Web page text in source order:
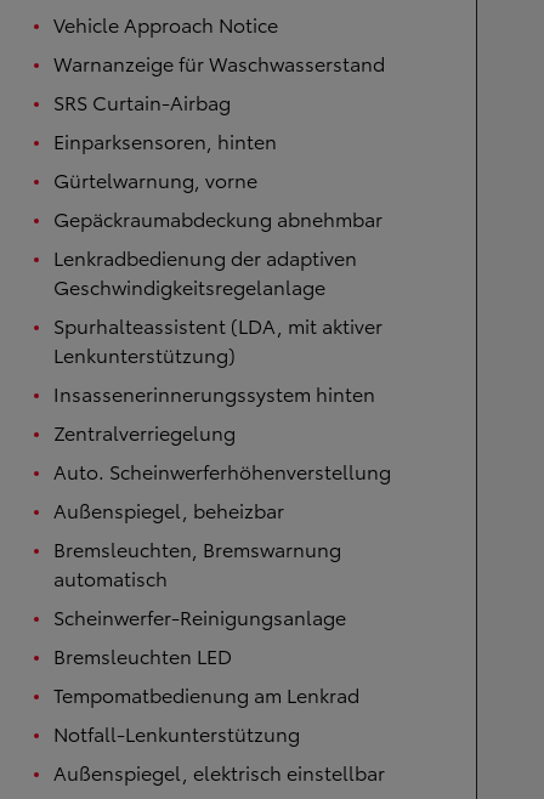
Vehicle Approach Notice
Warnanzeige für Waschwasserstand
SRS Curtain-Airbag
Einparksensoren, hinten
Gürtelwarnung, vorne
Gepäckraumabdeckung abnehmbar
Lenkradbedienung der adaptiven
Geschwindigkeitsregelanlage
Spurhalteassistent (LDA, mit aktiver
Lenkunterstützung)
Insassenerinnerungssystem hinten
Zentralverriegelung
Auto. Scheinwerferhöhenverstellung
Außenspiegel, beheizbar
Bremsleuchten, Bremswarnung
automatisch
Scheinwerfer-Reinigungsanlage
Bremsleuchten LED
Tempomatbedienung am Lenkrad
Notfall-Lenkunterstützung
Außenspiegel, elektrisch einstellbar